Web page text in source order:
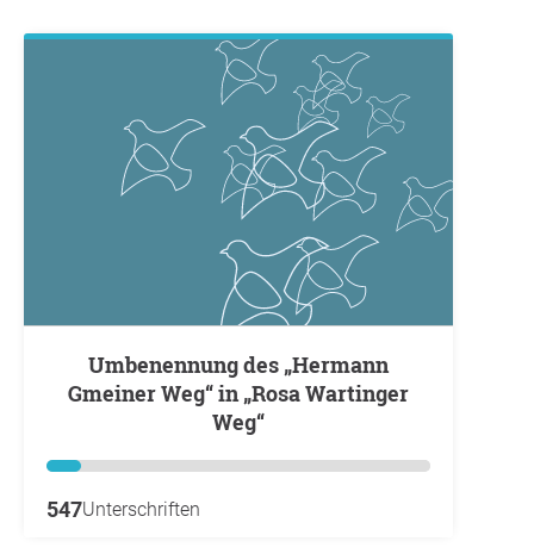
Umbenennung des „Hermann
Gmeiner Weg“ in „Rosa Wartinger
Weg“
547Unterschriften